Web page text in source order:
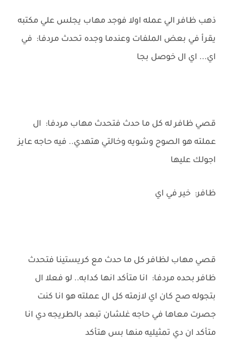
ذهب ظافر الي عمله اولا فوجد مهاب يجلس علي مكتبه
يقرأ في بعض الملفات وعندما وجده تحدث مردفا: في
اي... اي ال خوصل بجا
قصي ظافر له كل ما حدث فتحدث مهاب مردفا: ال
عملته هو الصوح وشويه وخالتي هتهدي.. فيه حاجه عايز
اجولك عليها
ظافر: خير في اي
قصي مهاب لظافر كل ما حدث مع كريستينا فتحدث
ظافر بحده مردفا: انا متأكد انها كدابه.. لو فعلا ال
بتجوله صح كان اي لازمته كل ال عملته هو انا كنت
جصرت معاها في حاجه غلشان تبعد بالطريجه دي انا
متأكد ان دي تمثيليه منها بس هتأكد